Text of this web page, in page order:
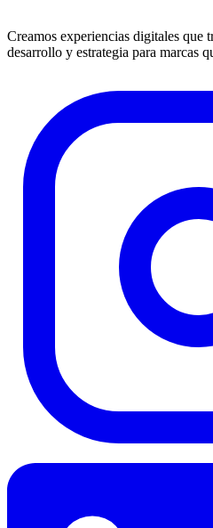
Creamos experiencias digitales que
desarrollo y estrategia para marcas